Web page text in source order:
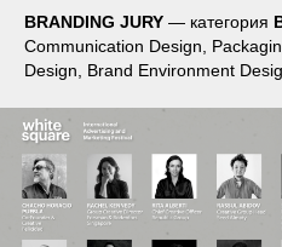
BRANDING JURY — категория
Communication Design,
Design, Brand Environment